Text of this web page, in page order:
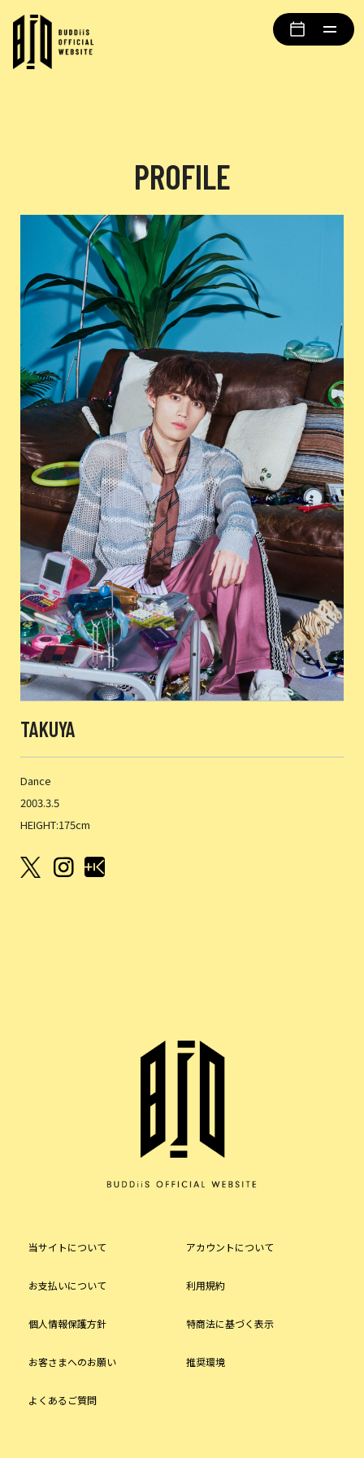
PROFILE
TAKUYA
Dance
2003.3.5
HEIGHT:175cm
当サイトについて アカウントについて
お支払いについて 利用規約
個人情報保護方針 特商法に基づく表示
お客さまへのお願い 推奨環境
よくあるご質問